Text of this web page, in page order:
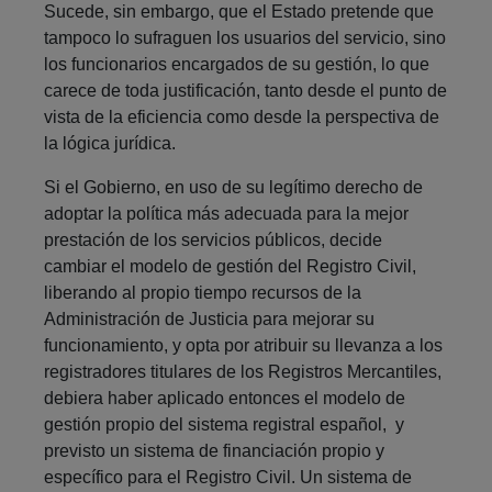
Sucede, sin embargo, que el Estado pretende que
tampoco lo sufraguen los usuarios del servicio, sino
los funcionarios encargados de su gestión, lo que
carece de toda justificación, tanto desde el punto de
vista de la eficiencia como desde la perspectiva de
la lógica jurídica.
Si el Gobierno, en uso de su legítimo derecho de
adoptar la política más adecuada para la mejor
prestación de los servicios públicos, decide
cambiar el modelo de gestión del Registro Civil,
liberando al propio tiempo recursos de la
Administración de Justicia para mejorar su
funcionamiento, y opta por atribuir su llevanza a los
registradores titulares de los Registros Mercantiles,
debiera haber aplicado entonces el modelo de
gestión propio del sistema registral español, y
previsto un sistema de financiación propio y
específico para el Registro Civil. Un sistema de